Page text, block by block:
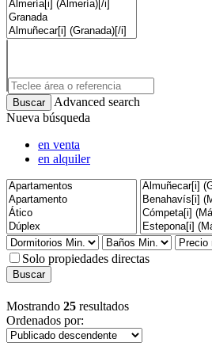
Advanced search
Nueva búsqueda
en venta
en alquiler
Solo propiedades directas
Mostrando 25 resultados
Ordenados por: